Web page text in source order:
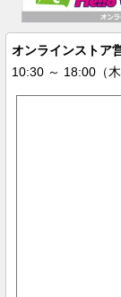
オンラインストア
10:30 ～ 18:00（木